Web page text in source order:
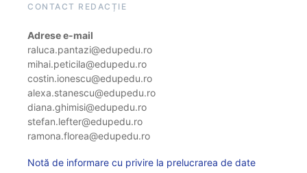
CONTACT REDACȚIE
Adrese e-mail
raluca.pantazi@edupedu.ro
mihai.peticila@edupedu.ro
costin.ionescu@edupedu.ro
alexa.stanescu@edupedu.ro
diana.ghimisi@edupedu.ro
stefan.lefter@edupedu.ro
ramona.florea@edupedu.ro
Notă de informare cu privire la prelucrarea de date